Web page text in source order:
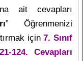
ait cevapları
” Öğrenmenizi
için7. Sınıf
124. Cevapları